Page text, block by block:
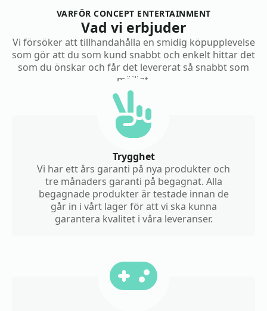
VARFÖR CONCEPT ENTERTAINMENT
Vad vi erbjuder
Vi försöker att tillhandahålla en smidig köpupplevelse
som gör att du som kund snabbt och enkelt hittar det
som du önskar och får det levererat så snabbt som
möjligt.
Trygghet
Vi har ett års garanti på nya produkter och
tre månaders garanti på begagnat. Alla
begagnade produkter är testade innan de
går in i vårt lager för att vi ska kunna
garantera kvalitet i våra leveranser.